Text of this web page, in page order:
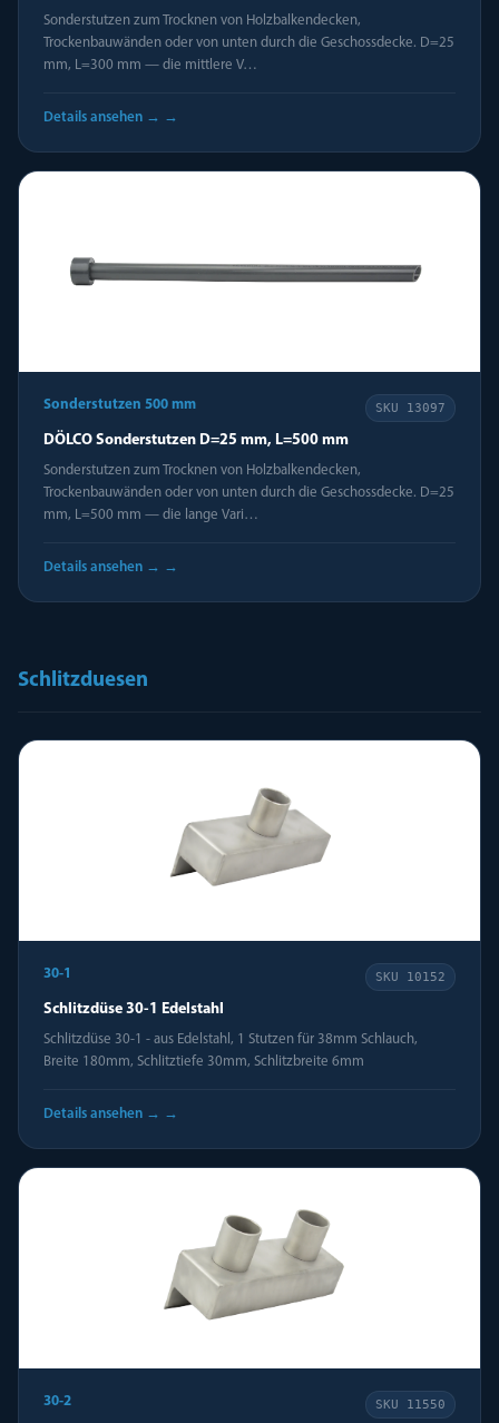
Sonderstutzen zum Trocknen von Holzbalkendecken,
Trockenbauwänden oder von unten durch die Geschossdecke. D=25
mm, L=300 mm — die mittlere V…
Details ansehen → →
Sonderstutzen 500 mm SKU 13097
DÖLCO Sonderstutzen D=25 mm, L=500 mm
Sonderstutzen zum Trocknen von Holzbalkendecken,
Trockenbauwänden oder von unten durch die Geschossdecke. D=25
mm, L=500 mm — die lange Vari…
Details ansehen → →
Schlitzduesen
30-1 SKU 10152
Schlitzdüse 30-1 Edelstahl
Schlitzdüse 30-1 - aus Edelstahl, 1 Stutzen für 38mm Schlauch,
Breite 180mm, Schlitztiefe 30mm, Schlitzbreite 6mm
Details ansehen → →
30-2 SKU 11550